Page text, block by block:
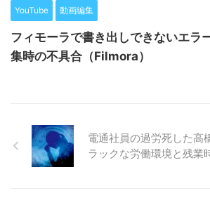
YouTube 動画編集
フィモーラで書き出しできないエラ
集時の不具合（Filmora）
電通社員の過労死した高
ラックな労働環境と残業